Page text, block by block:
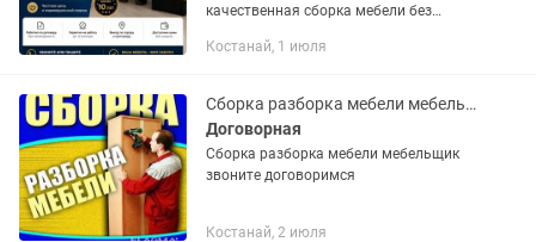
качественная сборка мебели без
частное лицо, работаю сам на себя,
Костанай, 1 июля
Сборка разборка мебели мебельщик
Договорная
Сборка разборка мебели мебельщик
звоните договоримся
Костанай, 2 июля